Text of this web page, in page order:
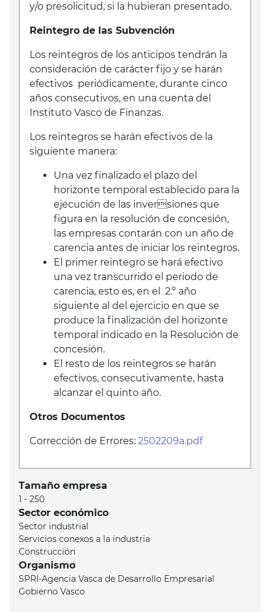
y/o presolicitud, si la hubieran presentado.
Reintegro de las Subvención
Los reintegros de los anticipos tendrán la
consideración de carácter fijo y se harán
efectivos periódicamente, durante cinco
años consecutivos, en una cuenta del
Instituto Vasco de Finanzas.
Los reintegros se harán efectivos de la
siguiente manera:
Una vez finalizado el plazo del
horizonte temporal establecido para la
ejecución de las inversiones que
figura en la resolución de concesión,
las empresas contarán con un año de
carencia antes de iniciar los reintegros.
El primer reintegro se hará efectivo
una vez transcurrido el periodo de
carencia, esto es, en el 2.º año
siguiente al del ejercicio en que se
produce la finalización del horizonte
temporal indicado en la Resolución de
concesión.
El resto de los reintegros se harán
efectivos, consecutivamente, hasta
alcanzar el quinto año.
Otros Documentos
Corrección de Errores: 2502209a.pdf
Tamaño empresa
1 - 250
Sector económico
Sector industrial
Servicios conexos a la industria
Construcción
Organismo
SPRI-Agencia Vasca de Desarrollo Empresarial
Gobierno Vasco